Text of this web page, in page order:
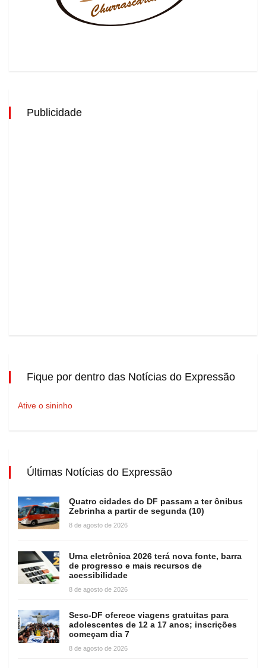
Publicidade
Fique por dentro das Notícias do Expressão
Ative o sininho
Últimas Notícias do Expressão
Quatro cidades do DF passam a ter ônibus
Zebrinha a partir de segunda (10)
8 de agosto de 2026
Urna eletrônica 2026 terá nova fonte, barra
de progresso e mais recursos de
acessibilidade
8 de agosto de 2026
Sesc-DF oferece viagens gratuitas para
adolescentes de 12 a 17 anos; inscrições
começam dia 7
8 de agosto de 2026